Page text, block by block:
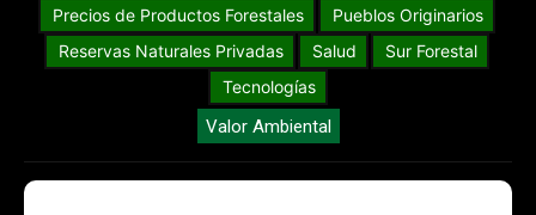
Precios de Productos Forestales
Pueblos Originarios
Reservas Naturales Privadas
Salud
Sur Forestal
Tecnologías
Valor Ambiental